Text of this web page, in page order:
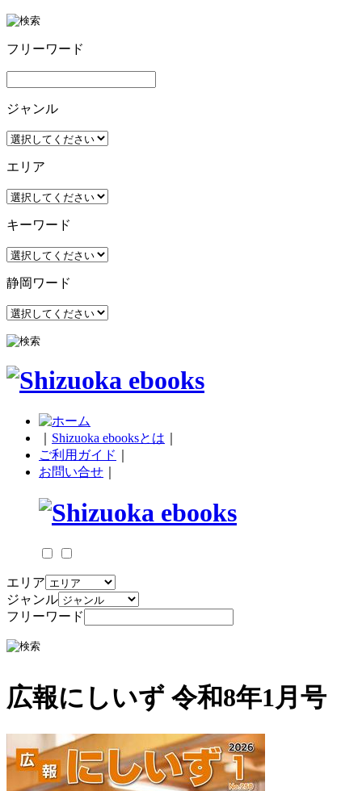
フリーワード
ジャンル
エリア
キーワード
静岡ワード
Shizuoka ebooksとは
ご利用ガイド
お問い合せ
エリア
ジャンル
フリーワード
広報にしいず 令和8年1月号